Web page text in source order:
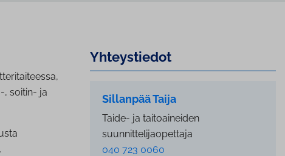
, soitin- ja
Yh­teys­tie­dot
Sillanpää Taija
Taide- ja taitoaineiden
suunnittelijaopettaja
040 723 0060